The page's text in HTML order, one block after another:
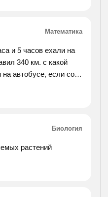
Математика
и 5 часов ехали на
340 км. с какой
автобусе, если со
Биология
растений